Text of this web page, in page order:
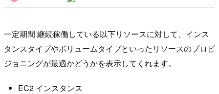
一定期間 継続稼働している以下リソースに対して、インス
タンスタイプやボリュームタイプといったリソースのプロビ
ジョニングが最適かどうかを表示してくれます。
EC2 インスタンス